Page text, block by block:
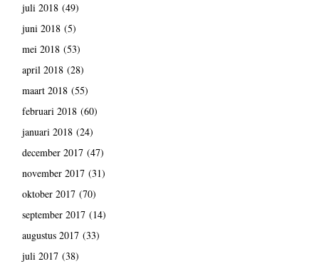
juli 2018(49)
juni 2018(5)
mei 2018(53)
april 2018(28)
maart 2018(55)
februari 2018(60)
januari 2018(24)
december 2017(47)
november 2017(31)
oktober 2017(70)
september 2017(14)
augustus 2017(33)
juli 2017(38)